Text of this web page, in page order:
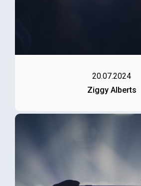
20.07.2024
Ziggy Alberts